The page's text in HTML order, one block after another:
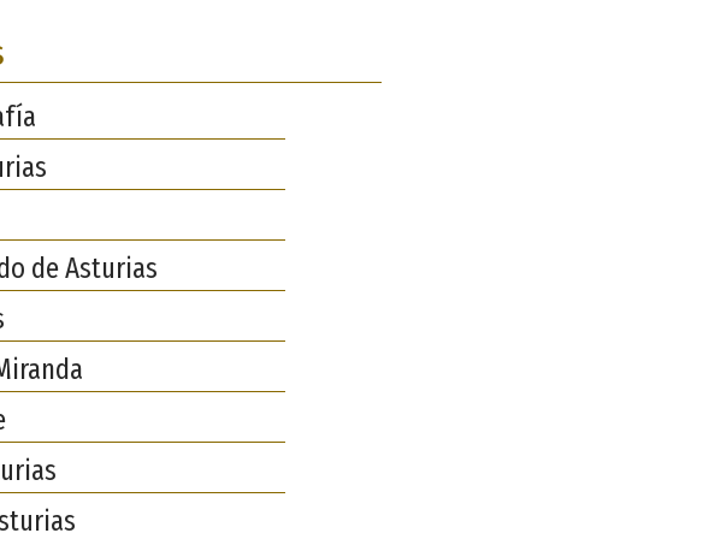
de Asturias